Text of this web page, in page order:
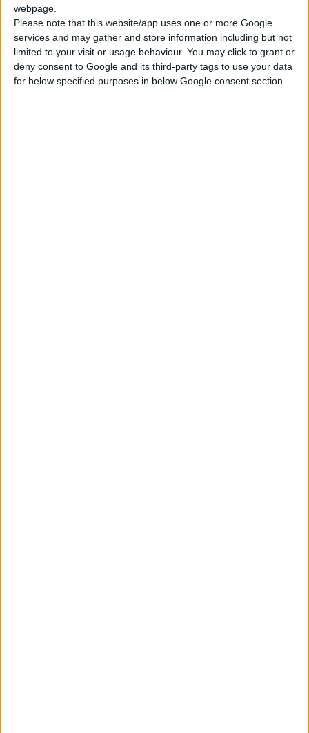
webpage.
Please note that this website/app uses one or more Google
services and may gather and store information including but not
limited to your visit or usage behaviour. You may click to grant or
deny consent to Google and its third-party tags to use your data
for below specified purposes in below Google consent section.
Με το μήνυμα:
μας, μένοντας δίπλα στον Έλληνα φαρμακοποιό",ο Όμιλος
ΠΡΟΣΥΦΑΠΕ γιορτάζει τα 40 χρόνια του.